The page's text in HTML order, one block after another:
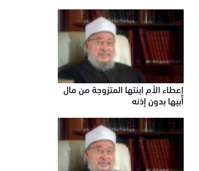
إعطاء الأم ابنتها المتزوجة من مال
أبيها بدون إذنه